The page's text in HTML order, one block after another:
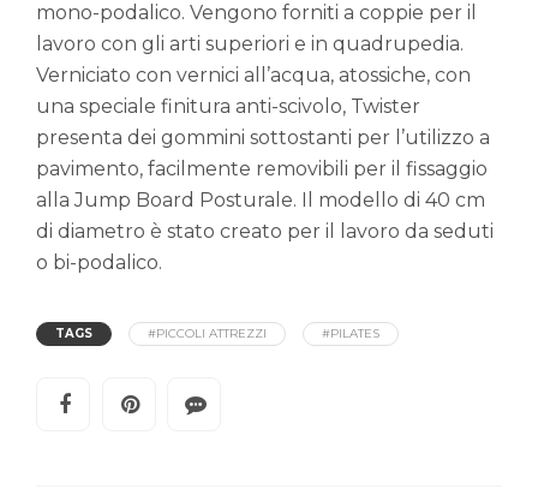
mono-podalico. Vengono forniti a coppie per il
lavoro con gli arti superiori e in quadrupedia.
Verniciato con vernici all’acqua, atossiche, con
una speciale finitura anti-scivolo, Twister
presenta dei gommini sottostanti per l’utilizzo a
pavimento, facilmente removibili per il fissaggio
alla Jump Board Posturale. Il modello di 40 cm
di diametro è stato creato per il lavoro da seduti
o bi-podalico.
TAGS #PICCOLI ATTREZZI #PILATES